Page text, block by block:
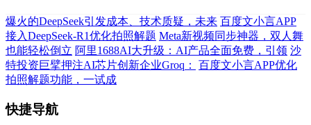
爆火的DeepSeek引发成本、技术质疑，未来 百度文小言APP
接入DeepSeek-R1优化拍照解题 Meta新视频同步神器，双人舞
也能轻松倒立 阿里1688AI大升级：AI产品全面免费，引领 沙
特投资巨擘押注AI芯片创新企业Groq：
百度文小言APP优化
拍照解题功能，一试成
快捷导航